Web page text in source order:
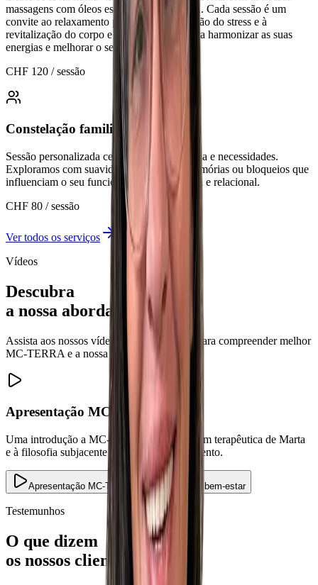
massagens com óleos essenciais dōTERRA. Cada sessão é um
convite ao relaxamento profundo, à libertação do stress e à
revitalização do corpo e da mente. Ideal para harmonizar as suas
energias e melhorar o seu bem-estar global.
CHF 120 / sessão
Constelação familiar individual
Sessão personalizada centrada na sua história e necessidades.
Exploramos com suavidade as ligações, memórias ou bloqueios que
influenciam o seu funcionamento emocional e relacional.
CHF 80 / sessão
Ver todos os serviços
Vídeos
Descubra
a nossa abordagem
Assista aos nossos vídeos de apresentação para compreender melhor
MC-TERRA e a nossa abordagem holística.
Apresentação MC-TERRA
Uma introdução a MC-TERRA, à abordagem terapêutica de Marta
e à filosofia subjacente a cada acompanhamento.
Apresentação MC-TERRA Retiro de bem-estar
Testemunhos
O que dizem
os nossos clientes